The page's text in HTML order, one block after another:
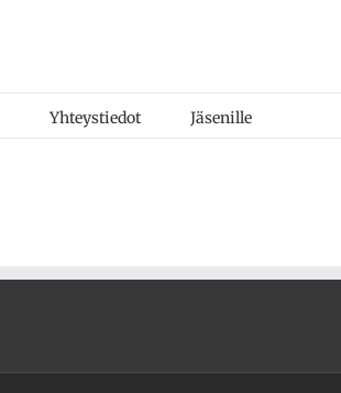
Yhteystiedot Jäsenille